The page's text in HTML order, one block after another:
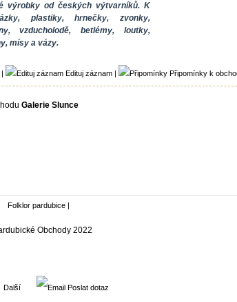
výrobky od českých výtvarníků. K
plastiky, hrnečky, zvonky,
vzducholodě, betlémy, loutky,
mísy a vázy.
Edituj záznam Připomínky k
Galerie Slunce
Folklor pardubice|
Obchody 2022
Další Poslat dotaz